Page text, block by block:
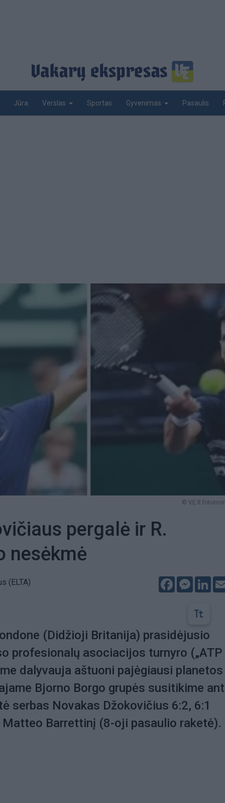
Jūra Verslas Sportas Gyvenimas Pasaulis
© VE.lt
pergalė ir R.
nesėkmė
(ELTA) Facebook
(Didžioji Britanija) prasidėjusio
profesionalų asociacijos turnyro („ATP
dalyvauja aštuoni pajėgiausi planetos
Bjorno Borgo grupės susitikime
serbas Novakas Džokovičius 6:2, 6:1
Barrettinį (8-oji pasaulio raketė).